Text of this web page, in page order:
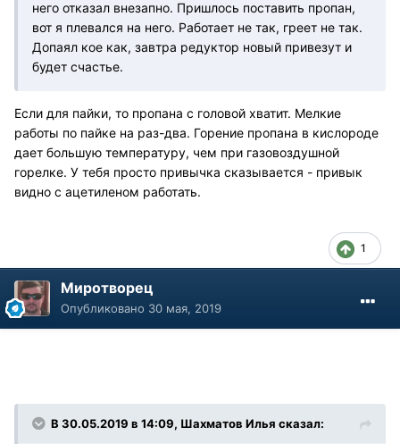
него отказал внезапно. Пришлось поставить пропан,
вот я плевался на него. Работает не так, греет не так.
Допаял кое как, завтра редуктор новый привезут и
будет счастье.
Если для пайки, то пропана с головой хватит. Мелкие
работы по пайке на раз-два. Горение пропана в кислороде
дает большую температуру, чем при газовоздушной
горелке. У тебя просто привычка сказывается - привык
видно с ацетиленом работать.
1
Миротворец
Опубликовано 30 мая, 2019
В 30.05.2019 в 14:09, Шахматов Илья сказал: